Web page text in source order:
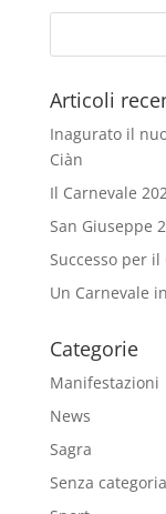
Articoli
Inagurato il
Ciàn
Il Carnevale
San Giuseppe
Successo per il
Un Carnevale
Categorie
Manifestazioni
News
Sagra
Senza categoria